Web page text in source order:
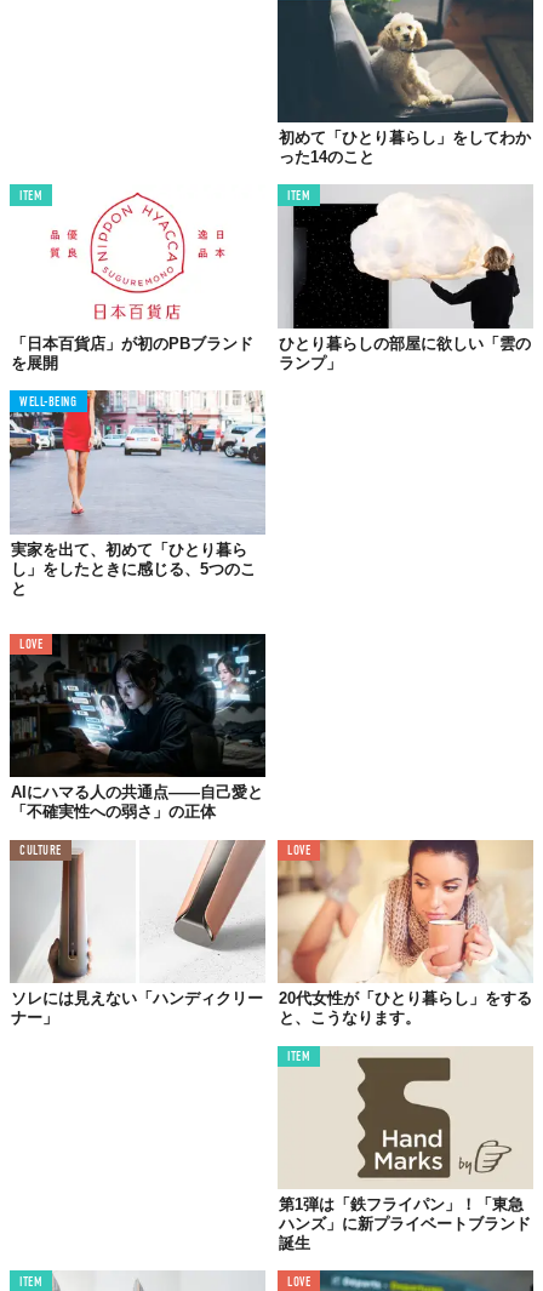
プライベートブランドの進化が止まらない
正直、プライベートブランド商品は単なる安価な商品であり、品
質は他社商品に比べると劣っているイメージをもつ人も少なくな
いはず。しかし近年では、高品質な商品や各小売店ならではの特
色を打ち出した、個性ある商品へと進化を遂げている。
たとえば、「ウエルシア薬品株式会社」のプライベートブランド
には「からだWelcia」と「くらしWelcia」がある。これらは
から
だとくらし、両面から人生をサポートしたいという思いが込めら
れていて、安心・安全を確実に提供できるよう、徹底した品質管
注目したいのはその商品名。
©ウエルシア薬局株式会社
©ウエルシア薬局株式会社
ブラシはいらないそう思う
」など、名前は長くても思わず
手に取りたくなる商品名の数々。公式サイトを見てみるとこんな
初めて「ひとり暮らし」をしてわか
った14のこと
ITEM
「日本百貨店」が初のPBブランド
を展開
ITEM
ひとり暮らしの部屋に欲しい「雲の
ランプ」
WELL-BEING
実家を出て、初めて「ひとり暮ら
し」をしたときに感じる、5つのこ
と
LOVE
AIにハマる人の共通点——自己愛と
「不確実性への弱さ」の正体
CULTURE
ソレには見えない「ハンディクリー
ナー」
LOVE
20代女性が「ひとり暮らし」をする
と、こうなります。
ITEM
第1弾は「鉄フライパン」！「東急
ハンズ」に新プライベートブランド
誕生
ITEM LOVE